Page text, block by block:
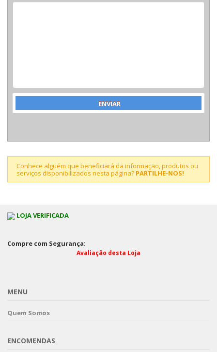
Conhece alguém que beneficiará da informação, produtos ou
serviços disponibilizados nesta página? PARTILHE-NOS!
LOJA VERIFICADA
Compre com Segurança:
Avaliação desta Loja
MENU
Quem Somos
ENCOMENDAS